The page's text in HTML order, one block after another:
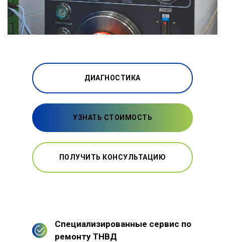
ДИАГНОСТИКА
УЗНАТЬ СТОИМОСТЬ
ПОЛУЧИТЬ КОНСУЛЬТАЦИЮ
Специализированные сервис по
ремонту ТНВД